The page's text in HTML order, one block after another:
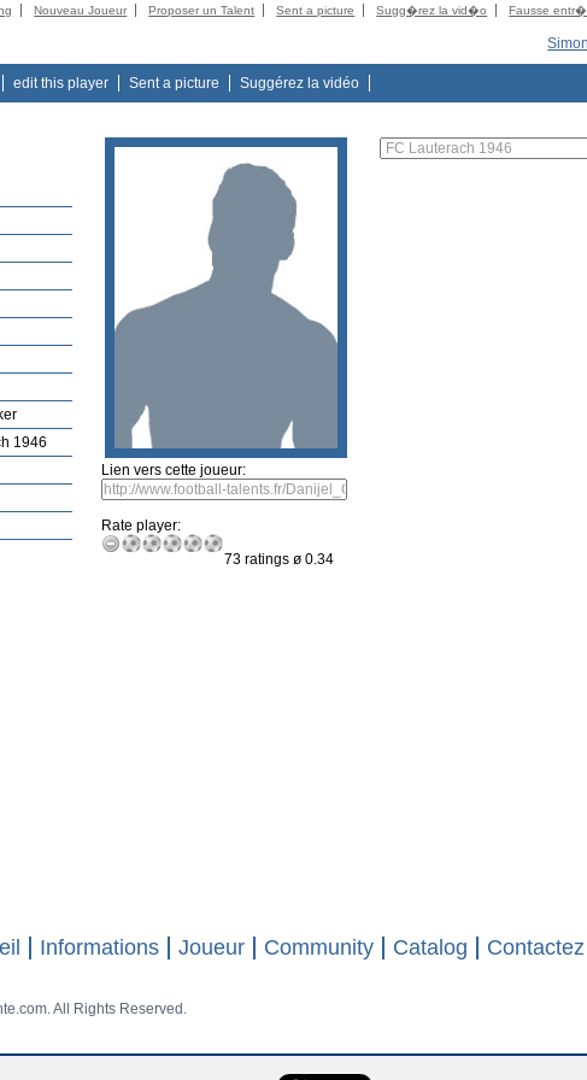
Nouveau Joueur Proposer un Talent Sent a picture Sugg�rez la vid�o
Fausse
edit this player Sent a picture Suggérez la vidéo
1946
Lien vers cette joueur:
Rate player:
73 ratings ø 0.34
Informations Joueur Community Catalog Contactez
All Rights Reserved.